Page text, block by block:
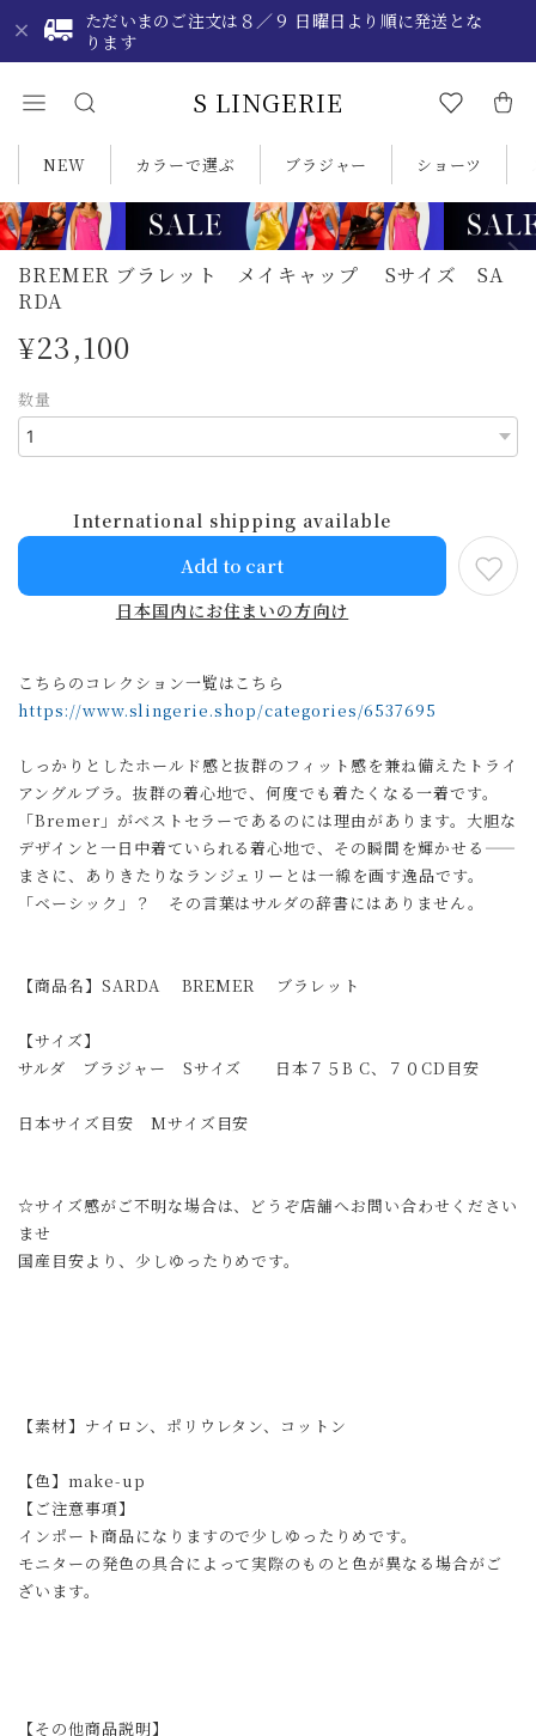
ただいまのご注文は８／９ 日曜日より順に発送とな
ります
S LINGERIE
NEW カラーで選ぶ ブラジャー ショーツ
BREMER ブラレット メイキャップ Sサイズ SA
RDA
¥23,100
数量
International shipping available
Add to cart
日本国内にお住まいの方向け
こちらのコレクション一覧はこちら
https://www.slingerie.shop/categories/6537695
しっかりとしたホールド感と抜群のフィット感を兼ね備えたトライ
アングルブラ。抜群の着心地で、何度でも着たくなる一着です。
「Bremer」がベストセラーであるのには理由があります。大胆な
デザインと一日中着ていられる着心地で、その瞬間を輝かせる——
まさに、ありきたりなランジェリーとは一線を画す逸品です。
「ベーシック」？ その言葉はサルダの辞書にはありません。
【商品名】SARDA BREMER ブラレット
【サイズ】
サルダ ブラジャー Sサイズ 日本７５B C、７０CD目安
日本サイズ目安 Mサイズ目安
☆サイズ感がご不明な場合は、どうぞ店舗へお問い合わせください
ませ
国産目安より、少しゆったりめです。
【素材】ナイロン、ポリウレタン、コットン
【色】make-up
【ご注意事項】
インポート商品になりますので少しゆったりめです。
モニターの発色の具合によって実際のものと色が異なる場合がご
ざいます。
【その他商品説明】